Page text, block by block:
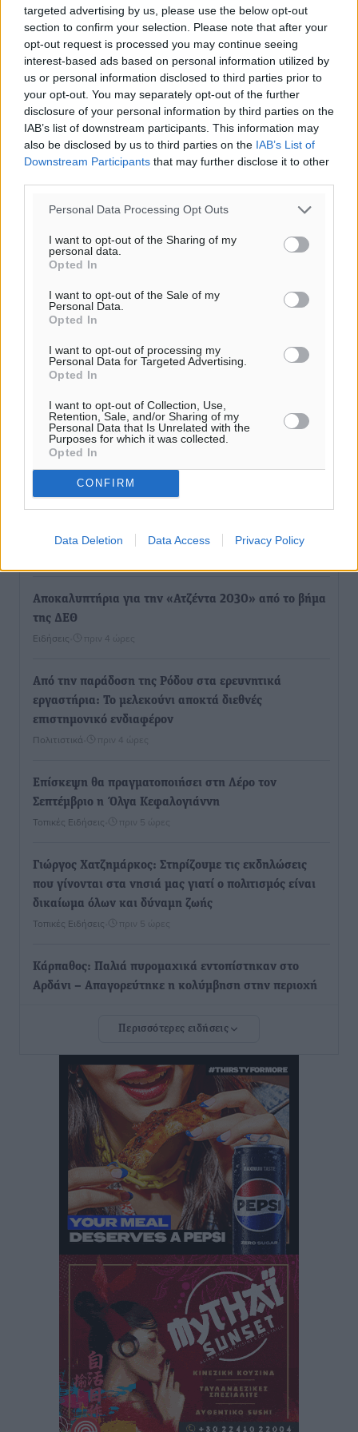
targeted advertising by us, please use the below opt-out
section to confirm your selection. Please note that after your
opt-out request is processed you may continue seeing
interest-based ads based on personal information utilized by
us or personal information disclosed to third parties prior to
your opt-out. You may separately opt-out of the further
disclosure of your personal information by third parties on the
IAB’s list of downstream participants. This information may
also be disclosed by us to third parties on the IAB’s List of
Downstream Participants that may further disclose it to other
Personal Data Processing Opt Outs
I want to opt-out of the Sharing of my
personal data.
Opted In
I want to opt-out of the Sale of my
Personal Data.
Opted In
I want to opt-out of processing my
Personal Data for Targeted Advertising.
Opted In
I want to opt-out of Collection, Use,
Retention, Sale, and/or Sharing of my
Personal Data that Is Unrelated with the
Purposes for which it was collected.
Opted In
CONFIRM
Data Deletion Data Access Privacy Policy
Ροή ειδήσεων
Έφυγε από τη ζωή ο επί σειρά ετών εφημέριος στον
Καψάλης
Αποκαλυπτήρια για την «Ατζέντα 2030» από το βήμα
της ΔΕΘ
Ειδήσεις πριν 4 ώρες
Από την παράδοση της Ρόδου στα ερευνητικά
εργαστήρια: Το μελεκούνι αποκτά διεθνές
επιστημονικό ενδιαφέρον
Πολιτιστικά πριν 4 ώρες
Επίσκεψη θα πραγματοποιήσει στη Λέρο τον
Σεπτέμβριο η Όλγα Κεφαλογιάννη
Τοπικές Ειδήσεις πριν 5 ώρες
Γιώργος Χατζημάρκος: Στηρίζουμε τις εκδηλώσεις
που γίνονται στα νησιά μας γιατί ο πολιτισμός είναι
δικαίωμα όλων και δύναμη ζωής
Τοπικές Ειδήσεις πριν 5 ώρες
Κάρπαθος: Παλιά πυρομαχικά εντοπίστηκαν στο
Αρδάνι – Απαγορεύτηκε η κολύμβηση στην περιοχή
εφησυχασμού» – Σε πλήρη ετοιμότητα ο μηχανισμός
• πριν 7 ώρες
Καιρός: Επιμένουν οι υψηλές θερμοκρασίες – Ισχυρά
μελτέμια έως 9 μποφόρ, σε «Red Code» 6 περιοχές
Τοπικές Ειδήσεις• πριν 7 ώρες
Τα φοιτητικά ενοίκια «τινάζουν στον αέρα» τους
οικογενειακούς προϋπολογισμούς
Ειδήσεις• πριν 7 ώρες
Δύο νέοι ξενώνες παραδόθηκαν στις Ένοπλες
Δυνάμεις στη νήσο Ρω
Τοπικές Ειδήσεις πριν 8 ώρες
Συνεχίζεται η έξοδος του Αυγούστου – Πάνω από
34.000 αναχωρούν σήμερα μόνο από τον Πειραιά
Ειδήσεις• πριν 8 ώρες
Περισσότερες ειδήσεις